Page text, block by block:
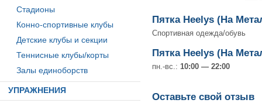
Стадионы
Конно-спортивные клубы
Детские клубы и секции
Теннисные клубы/корты
Залы единоборств
УПРАЖНЕНИЯ
Пятка Heelys (На
Спортивная одежда/обувь
Пятка Heelys (На
пн.-вс.: 10:00 — 22:00
Оставьте свой отзыв